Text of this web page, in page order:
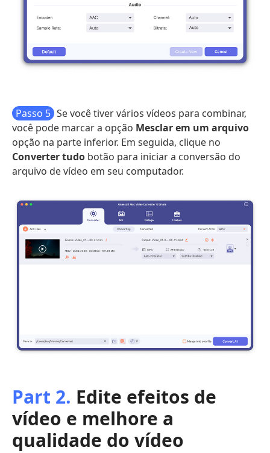
Passo 5 Se você tiver vários vídeos para combinar,
você pode marcar a opção Mesclar em um arquivo
opção na parte inferior. Em seguida, clique no
Converter tudo botão para iniciar a conversão do
arquivo de vídeo em seu computador.
Part 2. Edite efeitos de
vídeo e melhore a
qualidade do vídeo